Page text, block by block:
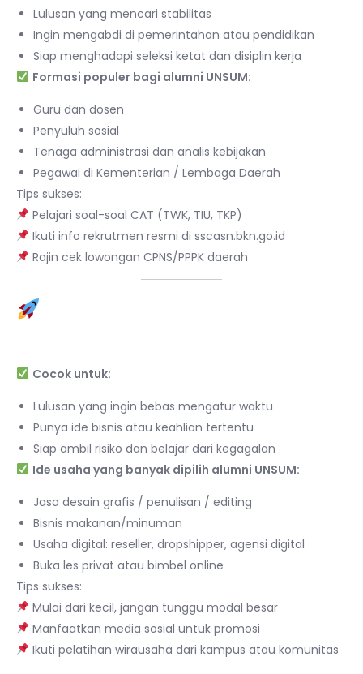
Lulusan yang mencari stabilitas
Ingin mengabdi di pemerintahan atau pendidikan
Siap menghadapi seleksi ketat dan disiplin kerja
Formasi populer bagi alumni UNSUM:
Guru dan dosen
Penyuluh sosial
Tenaga administrasi dan analis kebijakan
Pegawai di Kementerian / Lembaga Daerah
Tips sukses:
Pelajari soal-soal CAT (TWK, TIU, TKP)
Ikuti info rekrutmen resmi di sscasn.bkn.go.id
Rajin cek lowongan CPNS/PPPK daerah
Cocok untuk:
Lulusan yang ingin bebas mengatur waktu
Punya ide bisnis atau keahlian tertentu
Siap ambil risiko dan belajar dari kegagalan
Ide usaha yang banyak dipilih alumni UNSUM:
Jasa desain grafis / penulisan / editing
Bisnis makanan/minuman
Usaha digital: reseller, dropshipper, agensi digital
Buka les privat atau bimbel online
Tips sukses:
Mulai dari kecil, jangan tunggu modal besar
Manfaatkan media sosial untuk promosi
Ikuti pelatihan wirausaha dari kampus atau komunitas